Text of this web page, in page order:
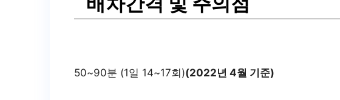
50~90분 (1일 14~17회)(2022년 4월 기준)